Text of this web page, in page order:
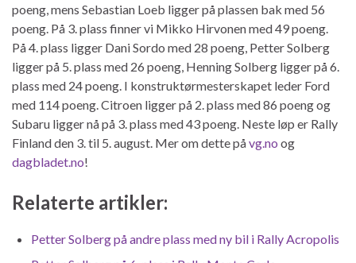
poeng, mens Sebastian Loeb ligger på plassen bak med 56
poeng. På 3. plass finner vi Mikko Hirvonen med 49 poeng.
På 4. plass ligger Dani Sordo med 28 poeng, Petter Solberg
ligger på 5. plass med 26 poeng, Henning Solberg ligger på 6.
plass med 24 poeng. I konstruktørmesterskapet leder Ford
med 114 poeng. Citroen ligger på 2. plass med 86 poeng og
Subaru ligger nå på 3. plass med 43 poeng. Neste løp er Rally
Finland den 3. til 5. august. Mer om dette påvg.no og
dagbladet.no!
Relaterte artikler:
Petter Solberg på andre plass med ny bil i Rally Acropolis